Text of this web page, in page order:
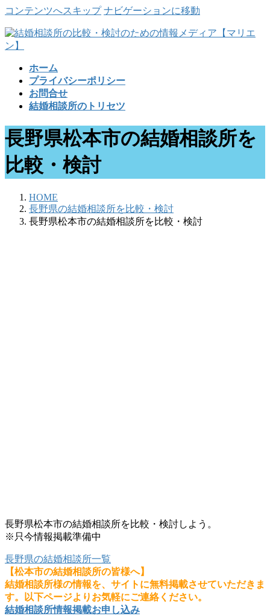
コンテンツへスキップ ナビゲーションに移動
ホーム
プライバシーポリシー
お問合せ
結婚相談所のトリセツ
長野県松本市の結婚相談所を
比較・検討
HOME
長野県の結婚相談所を比較・検討
長野県松本市の結婚相談所を比較・検討
長野県松本市の結婚相談所を比較・検討しよう。
※只今情報掲載準備中
長野県の結婚相談所一覧
【松本市の結婚相談所の皆様へ】
結婚相談所様の情報を、サイトに無料掲載させていただきま
す。以下ページよりお気軽にご連絡ください。
結婚相談所情報掲載お申し込み